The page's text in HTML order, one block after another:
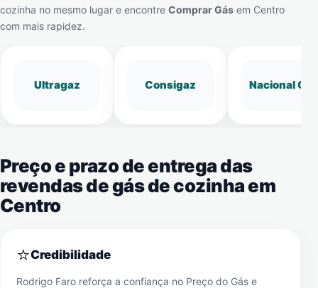
cozinha no mesmo lugar e encontre Comprar Gás em Centro
com mais rapidez.
Ultragaz Consigaz Nacional Gás
Preço e prazo de entrega das
revendas de gás de cozinha em
Centro
⭐Credibilidade
Rodrigo Faro reforça a confiança no Preço do Gás e